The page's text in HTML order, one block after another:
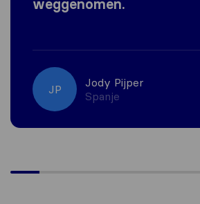
weggenomen.
JP
Jody Pijper
Spanje